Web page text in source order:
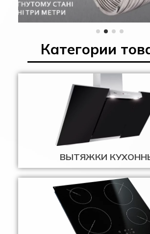
Категории
ВЫТЯЖКИ